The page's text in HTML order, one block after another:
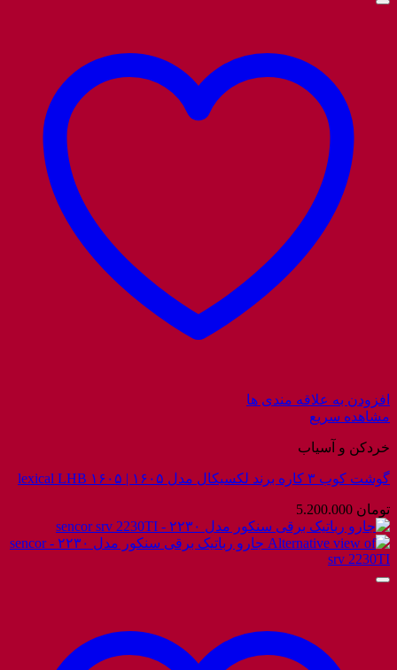
افزودن به علاقه مندی ها
مشاهده سریع
خردکن و آسیاب
گوشت کوب ۳ کاره برند لکسیکال مدل ۱۶۰۵ | lexical LHB ۱۶۰۵
تومان